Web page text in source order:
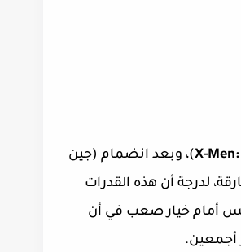
X-)، وبعد انضمام (جين
لدرجة أن هذه القدرات
أمام خيار صعب في أن
أجمعين.